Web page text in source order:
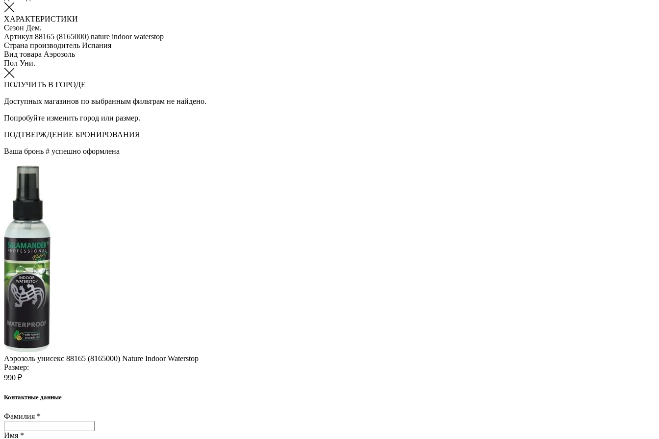
ХАРАКТЕРИСТИКИ
Сезон Дем.
Артикул 88165 (8165000) nature indoor waterstop
Страна производитель Испания
Вид товара Аэрозоль
Пол Уни.
ПОЛУЧИТЬ В ГОРОДЕ
Доступных магазинов по выбранным фильтрам не найдено.
Попробуйте изменить город или размер.
ПОДТВЕРЖДЕНИЕ БРОНИРОВАНИЯ
Ваша бронь # успешно оформлена
Аэрозоль унисекс 88165 (8165000) Nature Indoor Waterstop
Размер:
990 ₽
Контактные данные
Фамилия *
Имя *